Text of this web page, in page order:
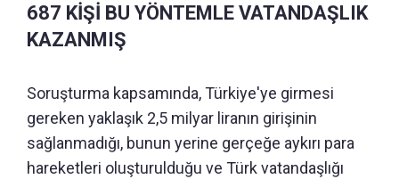
687 KİŞİ BU YÖNTEMLE VATANDAŞLIK
KAZANMIŞ
Soruşturma kapsamında, Türkiye'ye girmesi
gereken yaklaşık 2,5 milyar liranın girişinin
sağlanmadığı, bunun yerine gerçeğe aykırı para
hareketleri oluşturulduğu ve Türk vatandaşlığı